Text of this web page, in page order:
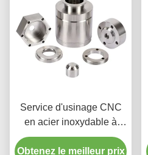
Service d'usinage CNC
en acier inoxydable à
haute efficacité avec
micro-usinage
Obtenez le meilleur prix